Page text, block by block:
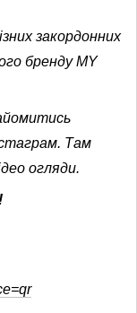
закордонних
бренду MY
Там
огляди.